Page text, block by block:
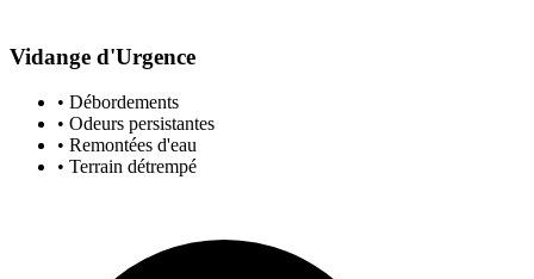
Vidange d'Urgence
• Débordements
• Odeurs persistantes
• Remontées d'eau
• Terrain détrempé